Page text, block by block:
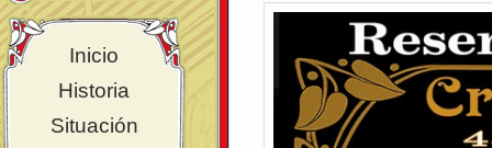
Inicio
Historia
Situación